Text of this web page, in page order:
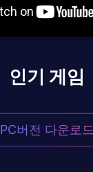
인기 게임
PC버전 다운로드